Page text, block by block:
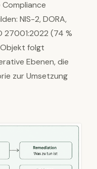
NIS-2, DORA,
27001:2022 (74 %
folgt
Ebenen, die
zur Umsetzung